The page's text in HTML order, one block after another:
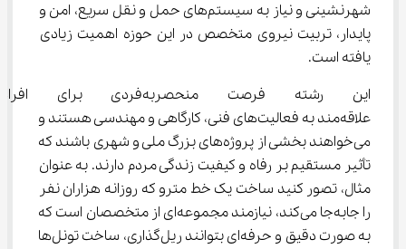
شهرنشینی و نیاز به سیستم‌های حمل و نقل سریع، امن و
پایدار، تربیت نیروی متخصص در این حوزه اهمیت زیادی
یافته است.
این رشته فرصت
علاقه‌مند به فعالیت‌های فنی، کارگاهی و مهندسی هستند و
می‌خواهند بخشی از پروژه‌های بزرگ ملی و شهری باشند که
تأثیر مستقیم بر رفاه و کیفیت زندگی مردم دارند. به عنوان
مثال، تصور کنید ساخت یک خط مترو که روزانه هزاران نفر
را جابه‌جا می‌کند، نیازمند مجموعه‌ای از متخصصان است که
به صورت دقیق و حرفه‌ای بتوانند ریل‌گذاری، ساخت تونل‌ها